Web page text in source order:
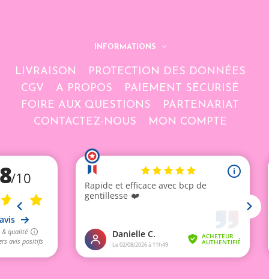
INFORMATIONS
LIVRAISON
PROTECTION DES DONNÉES
CGV
A PROPOS
PAIEMENT SÉCURISÉ
FOIRE AUX QUESTIONS
PARTENARIAT
CONTACTEZ-NOUS
MON COMPTE